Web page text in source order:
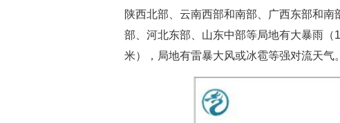
陕西北部、云南西部和南部、广西东部和
部、河北东部、山东中部等局地有大暴雨
米），局地有雷暴大风或冰雹等强对流天气。